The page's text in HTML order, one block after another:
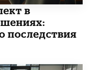
в
последствия